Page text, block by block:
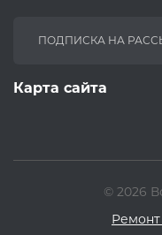
Карта сайта
© 2026